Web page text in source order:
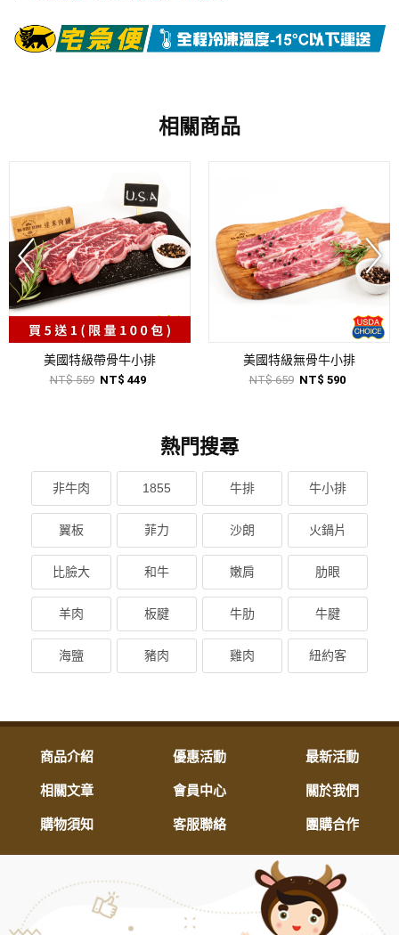
相關商品
美國特級帶骨牛小排
NT$ 559 NT$ 449
美國特級無骨牛小排
NT$ 659 NT$ 590
熱門搜尋
非牛肉 1855 牛排 牛小排
翼板 菲力 沙朗 火鍋片
比臉大 和牛 嫩肩 肋眼
羊肉 板腱 牛肋 牛腱
海鹽 豬肉 雞肉 紐約客
商品介紹 優惠活動 最新活動
相關文章 會員中心 關於我們
購物須知 客服聯絡 團購合作